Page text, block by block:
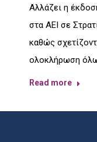
Αλλάζει η
στα ΑΕΙ σε
καθώς
ολοκλήρωση
Read more